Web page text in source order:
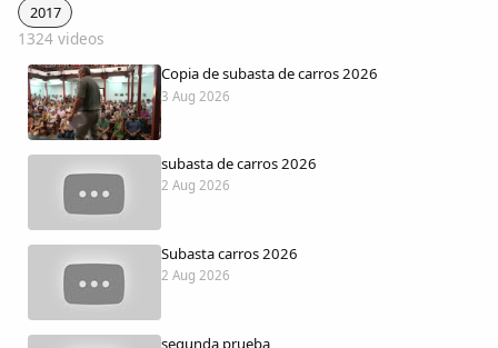
Foros
Idiosincrasia
Diccionario
Traductor
Dichos
Cancionero Local
2017
1324 videos
Copia de subasta de carros 2026
3 Aug 2026
subasta de carros 2026
2 Aug 2026
Subasta carros 2026
2 Aug 2026
segunda prueba